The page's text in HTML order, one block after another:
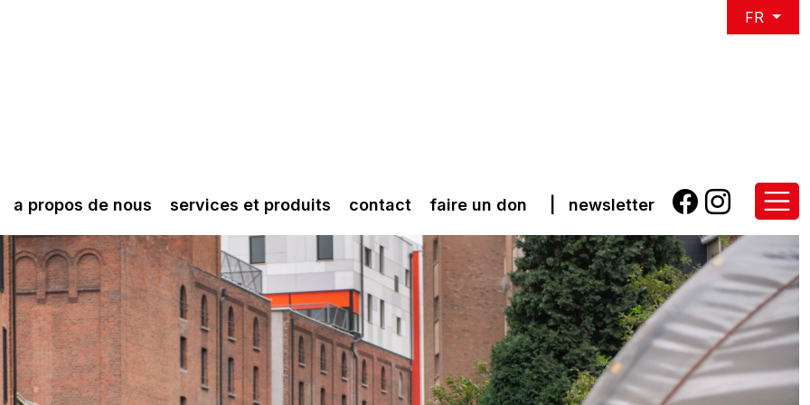
FR
a propos de nous services et produits contact faire un don newsletter